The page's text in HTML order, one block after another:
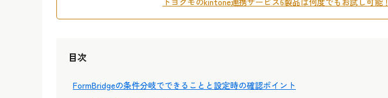
目次
FormBridgeの条件分岐でできることと設定時の確認ポイント